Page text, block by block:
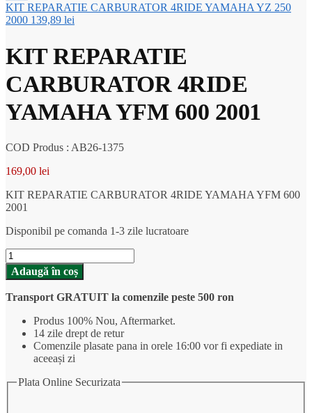
KIT REPARATIE CARBURATOR 4RIDE YAMAHA YZ 250
2000 139,89 lei
KIT REPARATIE
CARBURATOR 4RIDE
YAMAHA YFM 600 2001
COD Produs : AB26-1375
169,00 lei
KIT REPARATIE CARBURATOR 4RIDE YAMAHA YFM 600
2001
Disponibil pe comanda 1-3 zile lucratoare
Cantitate
KIT
REPARATIE
CARBURATOR
4RIDE
YAMAHA
Adaugă în coș
Transport GRATUIT la comenzile peste 500 ron
Produs 100% Nou, Aftermarket.
14 zile drept de retur
Comenzile plasate pana in orele 16:00 vor fi expediate in
aceeași zi
Plata Online Securizata